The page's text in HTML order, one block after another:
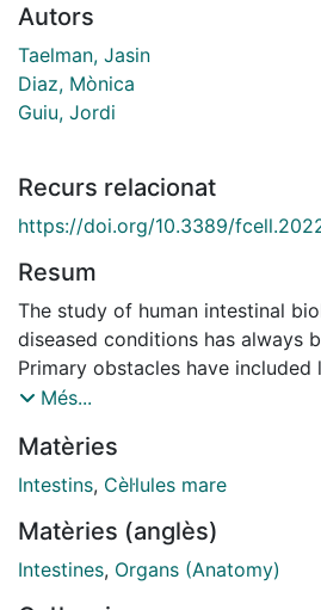
Autors
Taelman, Jasin
Diaz, Mònica
Guiu, Jordi
Recurs relacionat
https://doi.org/10.3389/
Resum
The study of human intestinal
diseased conditions has always
Primary obstacles have included
accessibility, inadequate in vitro
dimensional organoid cultures
entirely. Intestinal organoids are
identity, cell heterogeneity and
original tissue in vitro. This
Més...
Matèries
Intestins, Cèl·lules mare
Matèries (anglès)
Intestines, Organs (Anatomy)